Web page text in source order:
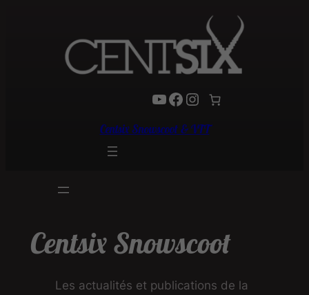
YouTube Facebook Instagram
Centsix Snowscoot & VTT
Centsix Snowscoot
Les actualités et publications de la